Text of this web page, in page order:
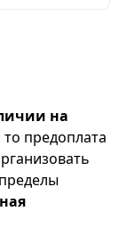
на
то предоплата